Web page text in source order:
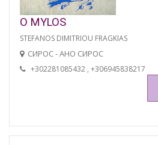
O MYLOS
STEFANOS DIMITRIOU FRAGKIAS
СИРОС - АНО СИРОС
+302281085432 , +306945838217